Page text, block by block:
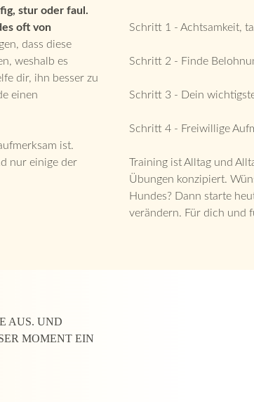
stur oder faul.
oft von
dass diese
weshalb es
dir, ihn besser zu
einen
ist.
nur einige der
Schritt 1 - Achtsamkeit,
Schritt 2 - Finde
Schritt 3 - Dein
Schritt 4 - Freiwillige
Training ist Alltag und
Übungen konzipiert.
Hundes? Dann starte
verändern. Für dich und
AUS. UND
MOMENT EIN